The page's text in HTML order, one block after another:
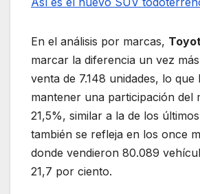
En el análisis por marcas,
marcar la diferencia un vez
venta de 7.148 unidades, lo que
mantener una participación del
21,5%, similar a la de los
también se refleja en los once
donde vendieron 80.089
21,7 por ciento.